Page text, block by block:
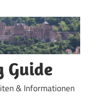
Guide
& Informationen